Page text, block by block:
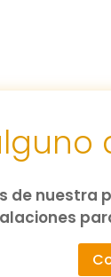
de nuestra